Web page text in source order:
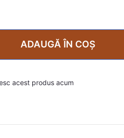
ADAUGĂ ÎN COȘ
acest produs acum